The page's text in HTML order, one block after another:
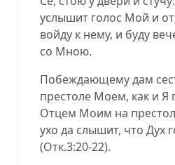
услышит голос Мой и
войду к нему, и буду
со Мною.
Побеждающему дам
престоле Моем, как и Я
Отцем Моим на
ухо да слышит, что Дух
(Отк.3:20-22).